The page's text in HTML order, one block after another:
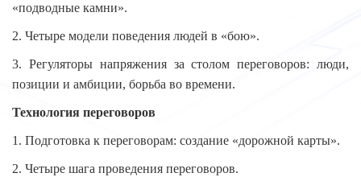
«подводные камни».
2. Четыре модели поведения людей в «бою».
3. Регуляторы напряжения за столом переговоров: люди,
позиции и амбиции, борьба во времени.
Технология переговоров
1. Подготовка к переговорам: создание «дорожной карты».
2. Четыре шага проведения переговоров.